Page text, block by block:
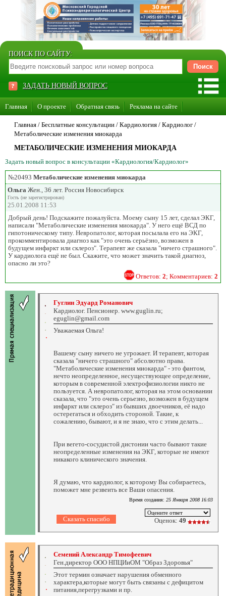
ПОИСК ПО САЙТУ:
ЗАДАТЬ НОВЫЙ ВОПРОС
Главная О проекте Обратная связь Реклама на сайте
Стать консультантом нашего сайта
Главная / Бесплатные консультации / Кардиология / Кардиолог /
Метаболические изменения миокарда
МЕТАБОЛИЧЕСКИЕ ИЗМЕНЕНИЯ МИОКАРДА
Задать новый вопрос в консультации «Кардиология/Кардиолог»
№20493 Метаболические изменения миокарда
Ольга Жен., 36 лет. Россия Новосибирск
Гость (не зарегистрирован)
25.01.2008 11:53
Добрый день! Подскажите пожалуйста. Моему сыну 15 лет, сделал ЭКГ,
написали "Метаболические изменения миокарда". У него ещё ВСД по
гипотоническому типу. Невропатолог, которая посылала его на ЭКГ,
прокомментировала диагноз как "это очень серьёзно, возможен в
будущем инфаркт или склероз". Терапевт же сказала "ничего страшного".
У кардиолога ещё не был. Скажите, что может значить такой диагноз,
опасно ли это?
Ответов: 2; Комментариев: 2
Гуглин Эдуард Романович
Кардиолог. Пенсионер. www.guglin.ru;
eguglin@gmail.com
Уважаемая Ольга!
Вашему сыну ничего не угрожает. И терапевт, которая
сказала "ничего страшного" абсолютно права.
"Метаболические изменения миокарда" - это фантом,
нечто неопределенное, несуществующее определение,
которым в современной электрофизиологии никто не
пользуется. А невропатолог, которая на этом основании
сказала, что "это очень серьезно, возможен в будущем
инфаркт или склероз" из бывших двоечников, её надо
остерегаться и обходить стороной. Такие, к
сожалению, бывают, и я не знаю, что с этим делать...
При вегето-сосудистой дистонии часто бывают такие
неопределенные изменения на ЭКГ, которые не имеют
никакого клинического значения.
Я думаю, что кардиолог, к которому Вы собираетесь,
поможет мне резвеить все Ваши опасения.
Время создания: 25 Января 2008 16:03
Оценок: 49
Семений Александр Тимофеевич
Ген.директор ООО НПЦИиОМ "Образ Здоровья"
Этот термин означает нарушения обменного
характера,которые могут быть связаны с дефицитом
питания,перегрузками и пр.